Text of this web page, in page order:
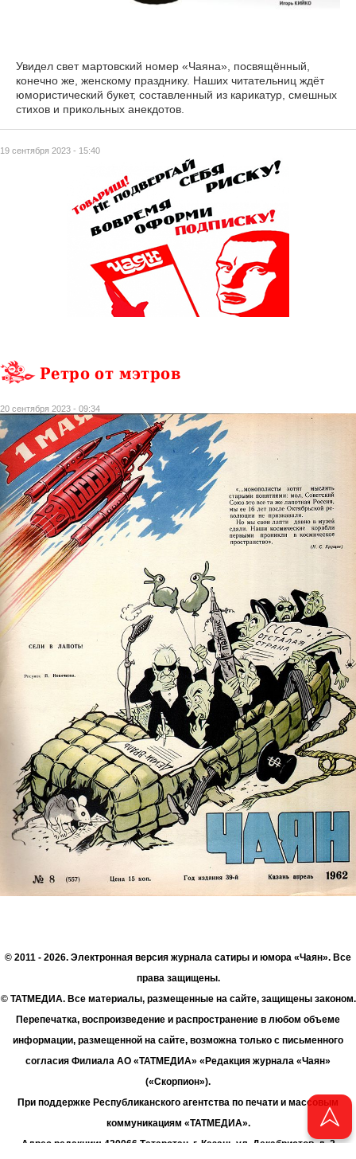
19 сентября 2023 - 15:40
Увидел свет мартовский номер «Чаяна», посвящённый,
конечно же, женскому празднику. Наших читательниц ждёт
юмористический букет, составленный из карикатур, смешных
стихов и прикольных анекдотов.
Ретро от мэтров
20 сентября 2023 - 09:34
© 2011 - 2026. Электронная версия журнала сатиры и юмора «Чаян». Все
права защищены.
© ТАТМЕДИА. Все материалы, размещенные на сайте, защищены законом.
Перепечатка, воспроизведение и распространение в любом объеме
информации, размещенной на сайте, возможна только с письменного
согласия Филиала АО «ТАТМЕДИА» «Редакция журнала «Чаян»
(«Скорпион»).
При поддержке Республиканского агентства по печати и массовым
коммуникациям «ТАТМЕДИА».
Адрес редакции: 420066 Татарстан, г. Казань ул. Декабристов, д. 2